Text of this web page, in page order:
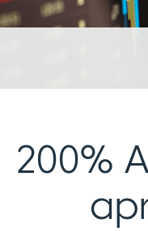
200%